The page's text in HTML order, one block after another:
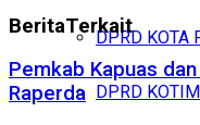
DPRD KOTA
DPRD KOTIM
BeritaTerkait
Pemkab Kapuas
Raperda